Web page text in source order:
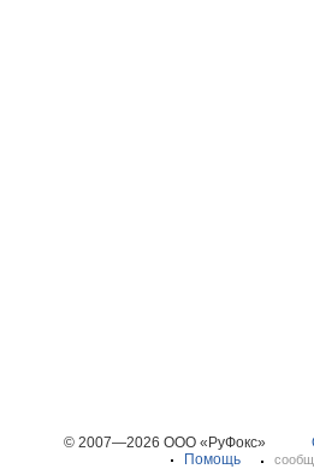
© 2007—2026 ООО «РуФокс»
Помощь